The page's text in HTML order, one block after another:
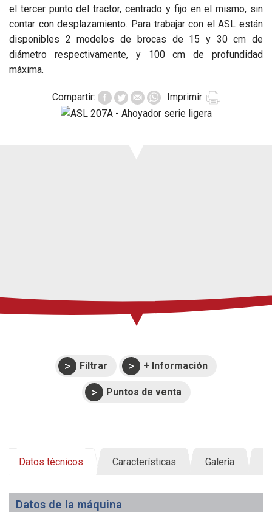
Soporte
Manuales y
despieces
Eventos
el tercer punto del tractor, centrado y fijo en el mismo, sin
contar con desplazamiento. Para trabajar con el ASL están
disponibles 2 modelos de brocas de 15 y 30 cm de
diámetro respectivamente, y 100 cm de profundidad
máxima.
Compartir: Imprimir:
Filtrar + Información
Puntos de venta
Datos técnicos Características Galería
Datos de la máquina